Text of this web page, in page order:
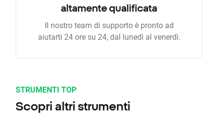
altamente qualificata
Il nostro team di supporto è pronto ad
aiutarti 24 ore su 24, dal lunedì al venerdì.
STRUMENTI TOP
Scopri altri strumenti